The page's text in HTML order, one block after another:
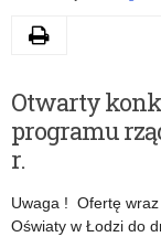
Drukuj
rządowe
Otwarty
programu
r.
Uwaga ! Ofertę wraz
Oświaty w Łodzi do